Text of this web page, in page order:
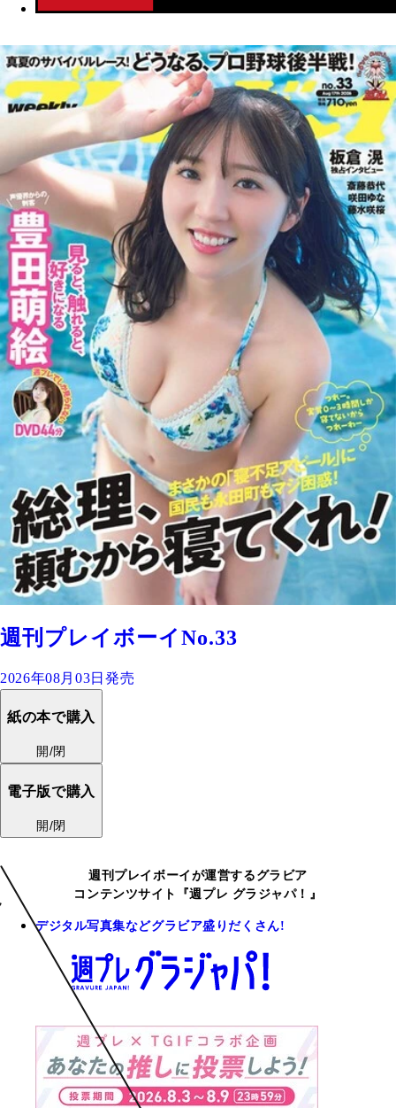
週刊プレイボーイNo.33
2026年08月03日発売
紙の本で購入
開/閉
電子版で購入
開/閉
週刊プレイボーイが運営するグラビア
コンテンツサイト『週プレ グラジャパ！』
デジタル写真集などグラビア盛りだくさん!